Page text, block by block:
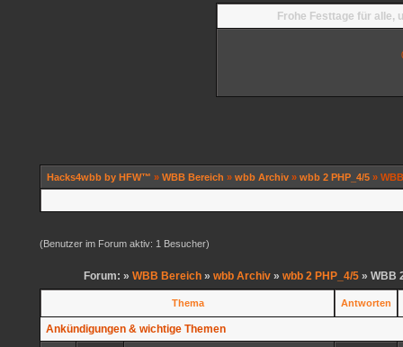
Frohe Festtage für alle,
Hacks4wbb by HFW™ » WBB Bereich » wbb Archiv » wbb 2 PHP_4/5 »
(Benutzer im Forum aktiv: 1 Besucher)
Forum: » WBB Bereich » wbb Archiv » wbb 2 PHP_4/5 » WBB
Thema Antworten
Ankündigungen & wichtige Themen